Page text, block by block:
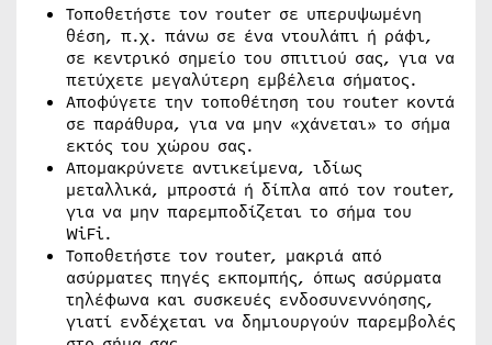
Τοποθετήστε τον router σε υπερυψωμένη
θέση, π.χ. πάνω σε ένα ντουλάπι ή ράφι,
σε κεντρικό σημείο του σπιτιού σας, για να
πετύχετε μεγαλύτερη εμβέλεια σήματος.
Αποφύγετε την τοποθέτηση του router κοντά
σε παράθυρα, για να μην «χάνεται» το σήμα
εκτός του χώρου σας.
Απομακρύνετε αντικείμενα, ιδίως
μεταλλικά, μπροστά ή δίπλα από τον router,
για να μην παρεμποδίζεται το σήμα του
WiFi.
Τοποθετήστε τον router, μακριά από
ασύρματες πηγές εκπομπής, όπως ασύρματα
τηλέφωνα και συσκευές ενδοσυνεννόησης,
γιατί ενδέχεται να δημιουργούν παρεμβολές